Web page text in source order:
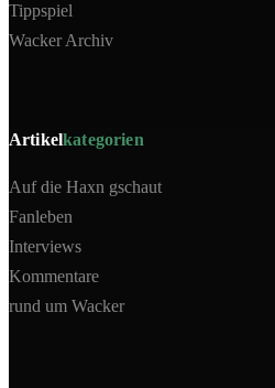
Tippspiel
Wacker Archiv
Artikelkategorien
Auf die Haxn gschaut
Fanleben
Interviews
Kommentare
rund um Wacker